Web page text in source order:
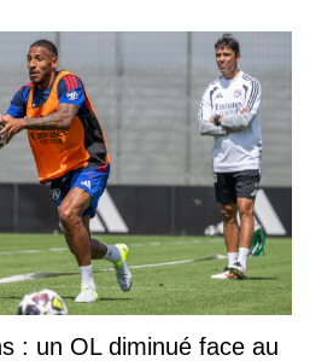
: un OL diminué face au